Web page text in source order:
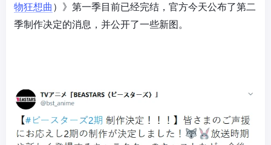
物狂想曲 ）》第一季目前已经完结，官方今天公布了第二
季制作决定的消息，并公开了一些新图。